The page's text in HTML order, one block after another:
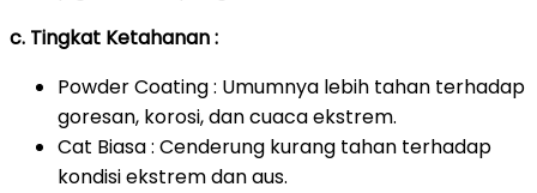
c. Tingkat Ketahanan :
Powder Coating : Umumnya lebih tahan terhadap
goresan, korosi, dan cuaca ekstrem.
Cat Biasa : Cenderung kurang tahan terhadap
kondisi ekstrem dan aus.